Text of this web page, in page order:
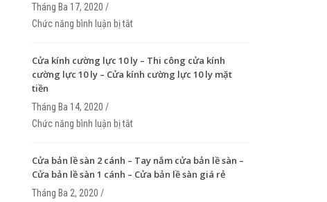
Tháng Ba 17, 2020 /
Chức năng bình luận bị tắt
xingfa
Cửa kính cường lực 10 ly – Thi công cửa kính
cường lực 10 ly – Cửa kính cường lực 10 ly mặt
tiền
Tháng Ba 14, 2020 /
Chức năng bình luận bị tắt
Cửa bản lề sàn 2 cánh – Tay nắm cửa bản lề sàn –
Cửa bản lề sàn 1 cánh – Cửa bản lề sàn giá rẻ
Tháng Ba 2, 2020 /